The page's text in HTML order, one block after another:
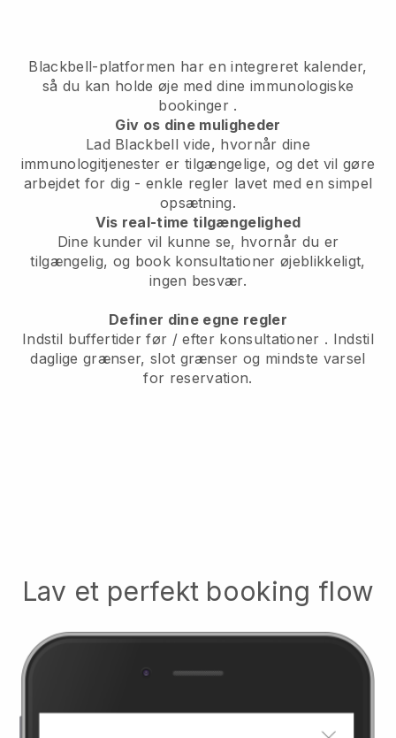
Blackbell-platformen har enintegreret kalender,
så du kan holde øje med dine immunologiske
bookinger .
Giv os dine muligheder
Lad Blackbell vide, hvornår dine
immunologitjenester er tilgængelige, og det vil gøre
arbejdet for dig - enkle regler lavet med en simpel
opsætning.
Vis real-time tilgængelighed
Dine kunder vil kunne se, hvornår du er
tilgængelig, og book konsultationer øjeblikkeligt,
ingen besvær.
Definer dine egne regler
Indstil buffertider før / efter konsultationer . Indstil
daglige grænser, slot grænser og mindste varsel
for reservation.
Lav et perfekt booking flow